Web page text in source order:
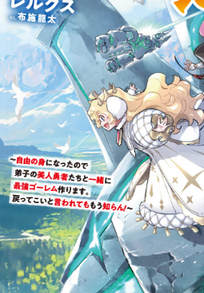
本文検索
本文内から文字を検索します。
自動ページ送り
一定時間経つ毎に自動でページを送ります。
リーダー設定
文字サイズ、エフェクトの変更などを行います。